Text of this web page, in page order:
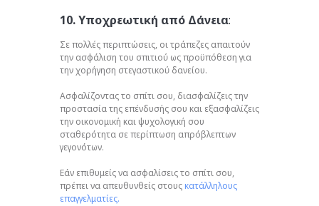
10. Υποχρεωτική από Δάνεια:
Σε πολλές περιπτώσεις, οι τράπεζες απαιτούν
την ασφάλιση του σπιτιού ως προϋπόθεση για
την χορήγηση στεγαστικού δανείου.
Ασφαλίζοντας το σπίτι σου, διασφαλίζεις την
προστασία της επένδυσής σου και εξασφαλίζεις
την οικονομική και ψυχολογική σου
σταθερότητα σε περίπτωση απρόβλεπτων
γεγονότων.
Εάν επιθυμείς να ασφαλίσεις το σπίτι σου,
πρέπει να απευθυνθείς στους κατάλληλους
επαγγελματίες.